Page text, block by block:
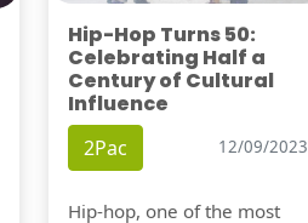
Hip-Hop Turns 50:
Celebrating Half a
Century of Cultural
Influence
2Pac 12/09/2023
Hip-hop, one of the most